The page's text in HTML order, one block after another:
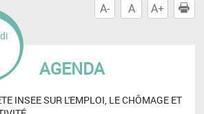
A- A A+
AGENDA
INSEE SUR L'EMPLOI, LE CHÔMAGE ET